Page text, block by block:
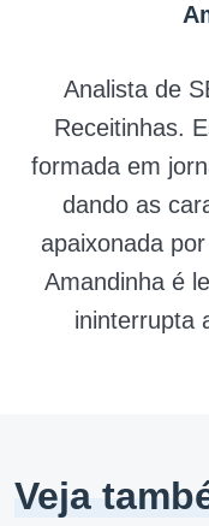
Analista de
Receitinhas.
formada em
dando as
apaixonada
Amandinha é
ininterrupta
Veja